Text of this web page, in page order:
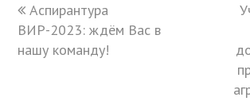
previous
post:
Аспирантура
ВИР-2023: ждём Вас в
нашу команду!